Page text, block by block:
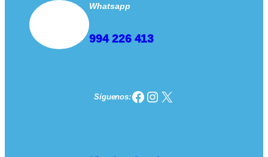
Whatsapp
994 226 413
Síguenos:Facebook Instagram X